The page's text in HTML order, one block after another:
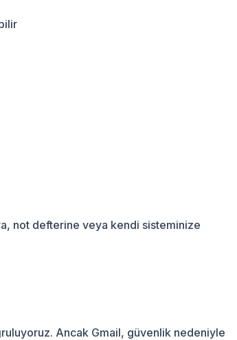
not defterine veya kendi sisteminize
Ancak Gmail, güvenlik nedeniyle